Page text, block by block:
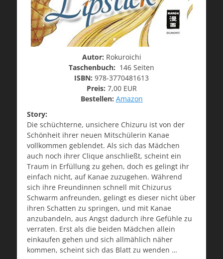
Autor: Rokuroichi
Taschenbuch: 146 Seiten
ISBN: 978-3770481613
Preis: 7,00 EUR
Bestellen: Amazon
Story:
Die schüchterne, unsichere Chizuru ist von der
Schönheit ihrer neuen Mitschülerin Kanae
vollkommen geblendet. Als sich das Mädchen
auch noch ihrer Clique anschließt, scheint ein
Traum in Erfüllung zu gehen, doch es gelingt ihr
einfach nicht, auf Kanae zuzugehen. Während
sich ihre Freundinnen schnell mit Chizurus
Schwarm anfreunden, gelingt es dieser nicht über
ihren Schatten zu springen, und mit Kanae
anzubandeln, aus Angst dadurch ihre Gefühle zu
verraten. Erst als die beiden Mädchen allein
einkaufen gehen und sich allmählich näher
kommen, scheint sich das Blatt zu wenden …